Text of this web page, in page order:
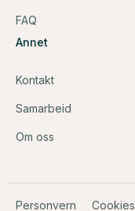
FAQ
Annet
Kontakt
Samarbeid
Om oss
Personvern Cookies